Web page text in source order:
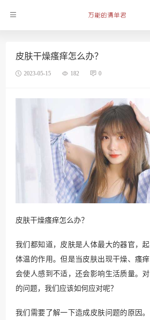
皮肤干燥瘙痒怎么办？
2023-05-15 182 0
皮肤干燥瘙痒怎么办？
我们都知道，皮肤是人体最大的器官，
体温的作用。但是当皮肤出现干燥、瘙
会使人感到不适，还会影响生活质量。
的问题，我们应该如何应对呢？
我们需要了解一下造成皮肤问题的原因